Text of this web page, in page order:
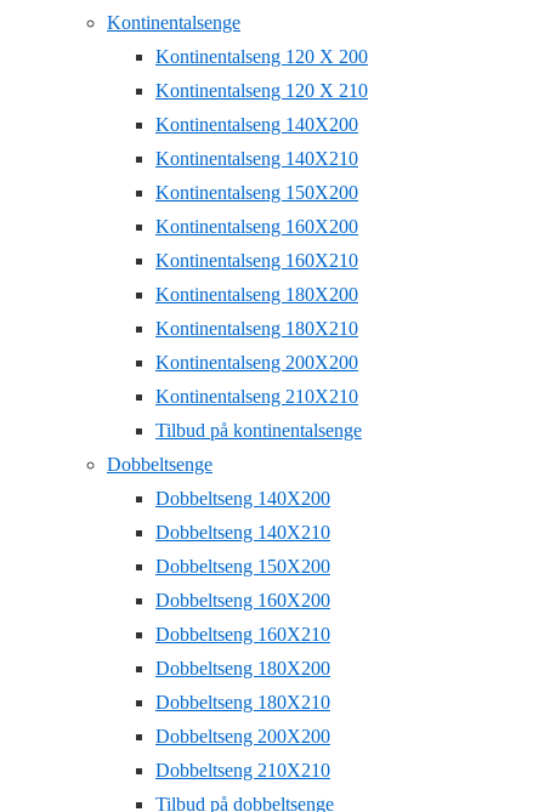
Kontinentalsenge
Kontinentalseng 120 X 200
Kontinentalseng 120 X 210
Kontinentalseng 140X200
Kontinentalseng 140X210
Kontinentalseng 150X200
Kontinentalseng 160X200
Kontinentalseng 160X210
Kontinentalseng 180X200
Kontinentalseng 180X210
Kontinentalseng 200X200
Kontinentalseng 210X210
Tilbud på kontinentalsenge
Dobbeltsenge
Dobbeltseng 140X200
Dobbeltseng 140X210
Dobbeltseng 150X200
Dobbeltseng 160X200
Dobbeltseng 160X210
Dobbeltseng 180X200
Dobbeltseng 180X210
Dobbeltseng 200X200
Dobbeltseng 210X210
Tilbud på dobbeltsenge